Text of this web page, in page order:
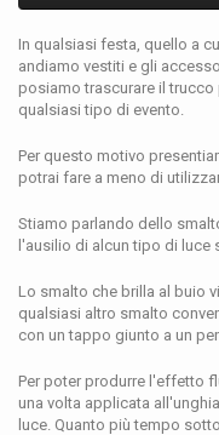
In qualsiasi festa, quello a
andiamo vestiti e gli
posiamo trascurare il trucco
qualsiasi tipo di evento.
Per questo motivo
potrai fare a meno di
Stiamo parlando dello
l'ausilio di alcun tipo di luce
Lo smalto che brilla al buio
qualsiasi altro smalto
con un tappo giunto a un
Per poter produrre l'effetto
una volta applicata
luce. Quanto più tempo